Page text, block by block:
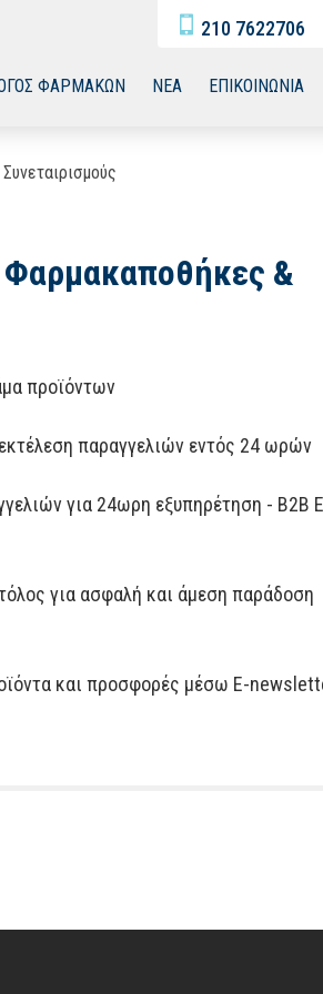
210 7622706
ΦΑΡΜΑΚΩΝ ΝΕΑ ΕΠΙΚΟΙΝΩΝΙΑ
&
προϊόντων
παραγγελιών εντός 24 ωρών
για 24ωρη εξυπηρέτηση - B2B
για ασφαλή και άμεση παράδοση
και προσφορές μέσω E-